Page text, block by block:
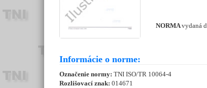
NORMAvydaná
Informácie o norme:
Označenie normy: TNI ISO/TR 10064-4
Rozlišovací znak: 014671